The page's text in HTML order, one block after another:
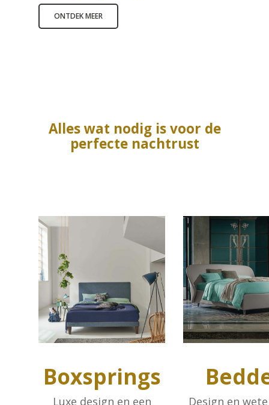
ONTDEK MEER
Alles wat nodig is voor de
perfecte nachtrust
Boxsprings
Luxe design en een Design en